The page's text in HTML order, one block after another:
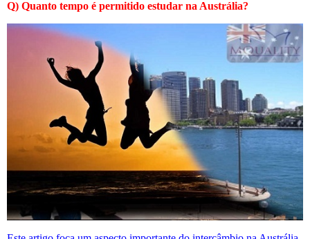
Q) Quanto tempo é permitido estudar na Austrália?